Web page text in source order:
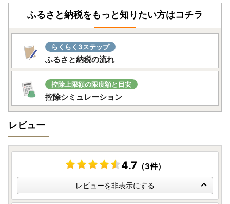
ふるさと納税をもっと知りたい方はコチラ
らくらく3ステップ
ふるさと納税の流れ
控除上限額の限度額と目安
控除シミュレーション
レビュー
4.7 （3件）
レビューを非表示にする